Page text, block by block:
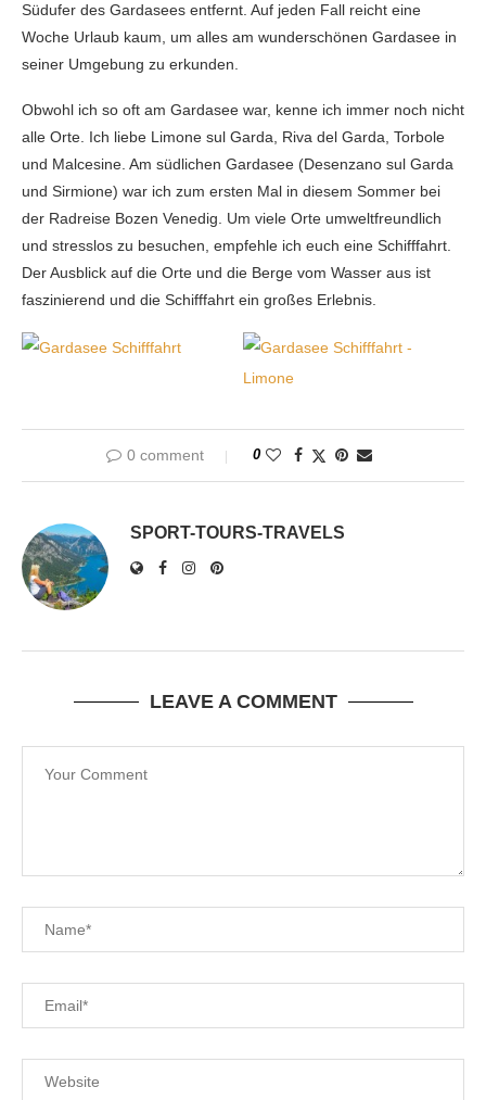
Südufer des Gardasees entfernt. Auf jeden Fall reicht eine
Woche Urlaub kaum, um alles am wunderschönen Gardasee in
seiner Umgebung zu erkunden.
Obwohl ich so oft am Gardasee war, kenne ich immer noch nicht
alle Orte. Ich liebe Limone sul Garda, Riva del Garda, Torbole
und Malcesine. Am südlichen Gardasee (Desenzano sul Garda
und Sirmione) war ich zum ersten Mal in diesem Sommer bei
der Radreise Bozen Venedig. Um viele Orte umweltfreundlich
und stresslos zu besuchen, empfehle ich euch eine Schifffahrt.
Der Ausblick auf die Orte und die Berge vom Wasser aus ist
faszinierend und die Schifffahrt ein großes Erlebnis.
0 comment 0
SPORT-TOURS-TRAVELS
LEAVE A COMMENT